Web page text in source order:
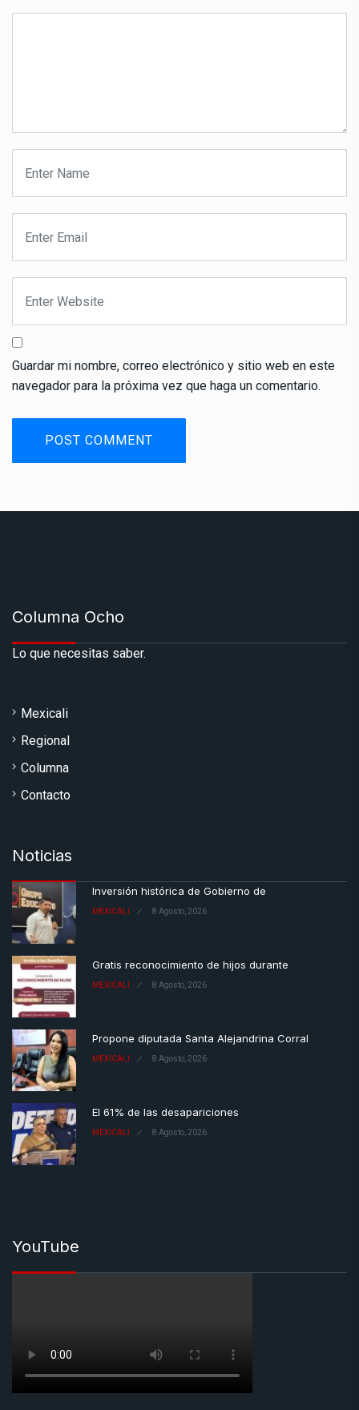
Guardar mi nombre, correo electrónico y sitio web en este
navegador para la próxima vez que haga un comentario.
Columna Ocho
Lo que necesitas saber.
Mexicali
Regional
Columna
Contacto
Noticias
Inversión histórica de Gobierno de
MEXICALI 8 Agosto, 2026
Gratis reconocimiento de hijos durante
MEXICALI 8 Agosto, 2026
Propone diputada Santa Alejandrina Corral
MEXICALI 8 Agosto, 2026
El 61% de las desapariciones
MEXICALI 8 Agosto, 2026
YouTube